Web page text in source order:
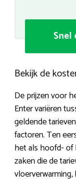
Bekijk de
De prijzen voor
Enter variëren
geldende
factoren. Ten
het als hoofd- of
zaken die de